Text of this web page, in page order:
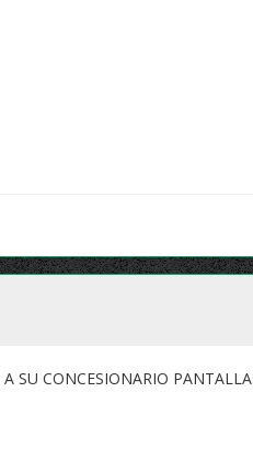
SU CONCESIONARIO PANTALLA